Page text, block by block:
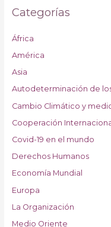
Categorías
África
América
Asia
Autodeterminación de
Cambio Climático y
Cooperación
Covid-19 en el mundo
Derechos Humanos
Economía Mundial
Europa
La Organización
Medio Oriente